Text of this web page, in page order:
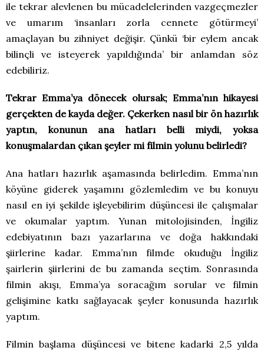
ile tekrar alevlenen bu mücadelelerinden vazgeçmezler
ve umarım ‘insanları zorla cennete götürmeyi’
amaçlayan bu zihniyet değişir. Çünkü ‘bir eylem ancak
bilinçli ve isteyerek yapıldığında’ bir anlamdan söz
edebiliriz.
Tekrar Emma’ya dönecek olursak; Emma’nın hikayesi
gerçekten de kayda değer. Çekerken nasıl bir ön hazırlık
yaptın, konunun ana hatları belli miydi, yoksa
konuşmalardan çıkan şeyler mi filmin yolunu belirledi?
Ana hatları hazırlık aşamasında belirledim. Emma’nın
köyüne giderek yaşamını gözlemledim ve bu konuyu
nasıl en iyi şekilde işleyebilirim düşüncesi ile çalışmalar
ve okumalar yaptım. Yunan mitolojisinden, İngiliz
edebiyatının bazı yazarlarına ve doğa hakkındaki
şiirlerine kadar. Emma’nın filmde okuduğu İngiliz
şairlerin şiirlerini de bu zamanda seçtim. Sonrasında
filmin akışı, Emma’ya soracağım sorular ve filmin
gelişimine katkı sağlayacak şeyler konusunda hazırlık
yaptım.
Filmin başlama düşüncesi ve bitene kadarki 2,5 yılda